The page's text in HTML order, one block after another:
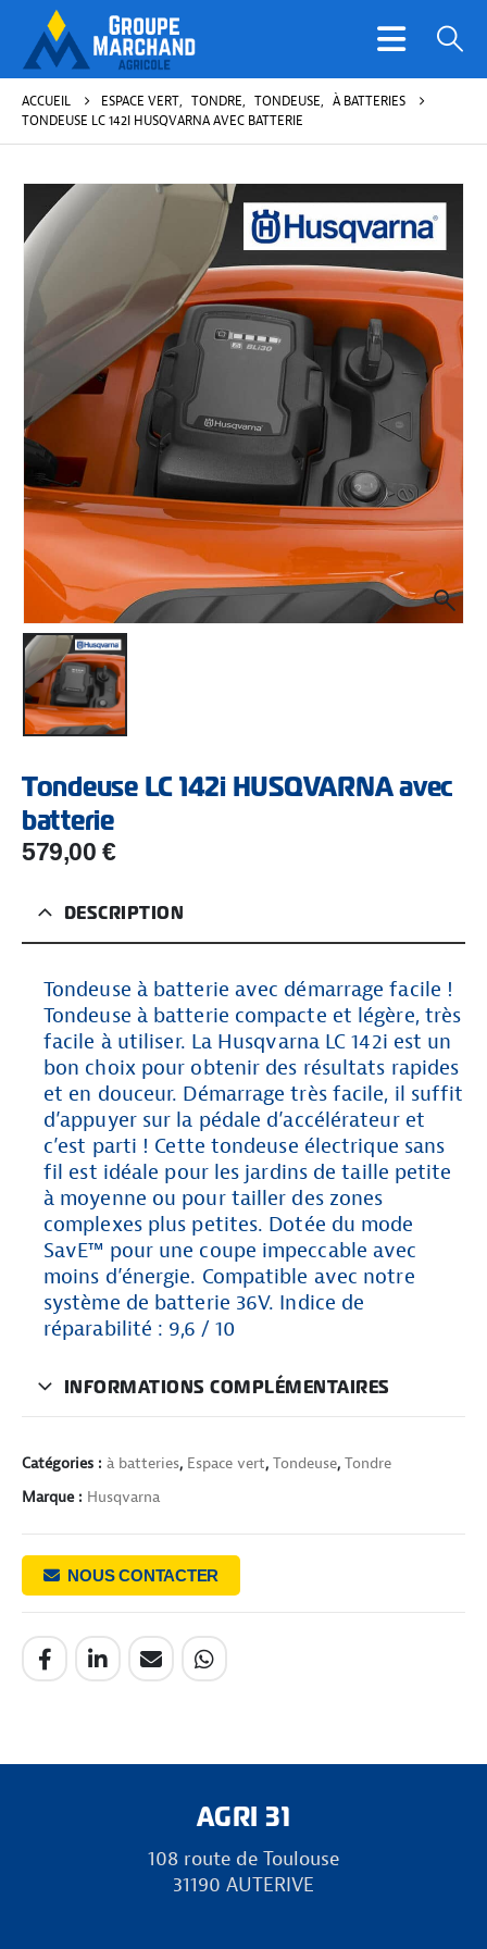
ACCUEIL ESPACE VERT, TONDRE, TONDEUSE, À BATTERIES
TONDEUSE LC 142I HUSQVARNA AVEC BATTERIE
Tondeuse LC 142i HUSQVARNA avec
batterie
579,00 €
DESCRIPTION
Tondeuse à batterie avec démarrage facile !
Tondeuse à batterie compacte et légère, très
facile à utiliser. La Husqvarna LC 142i est un
bon choix pour obtenir des résultats rapides
et en douceur. Démarrage très facile, il suffit
d’appuyer sur la pédale d’accélérateur et
c’est parti ! Cette tondeuse électrique sans
fil est idéale pour les jardins de taille petite
à moyenne ou pour tailler des zones
complexes plus petites. Dotée du mode
SavE™ pour une coupe impeccable avec
moins d’énergie. Compatible avec notre
système de batterie 36V. Indice de
réparabilité : 9,6 / 10
INFORMATIONS COMPLÉMENTAIRES
Catégories : à batteries, Espace vert, Tondeuse, Tondre
Marque : Husqvarna
NOUS CONTACTER
AGRI 31
108 route de Toulouse
31190 AUTERIVE